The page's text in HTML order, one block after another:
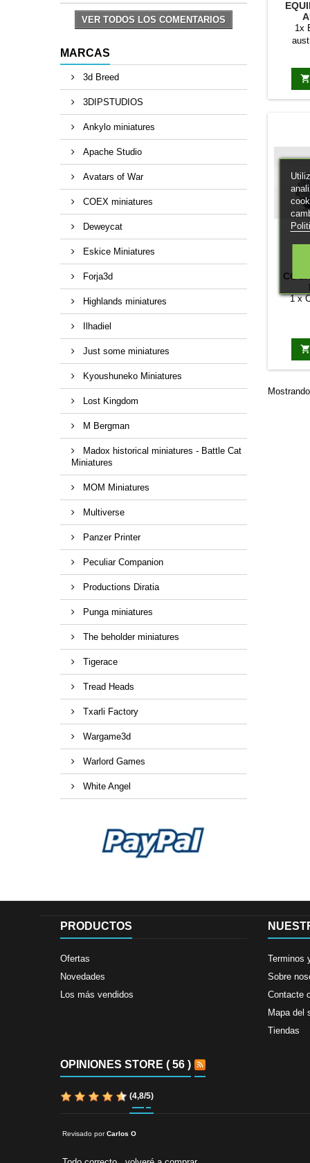
VER TODOS LOS COMENTARIOS
MARCAS
3d Breed
3DIPSTUDIOS
Ankylo miniatures
Apache Studio
Avatars of War
COEX miniatures
Deweycat
Eskice Miniatures
Forja3d
Highlands miniatures
Ilhadiel
Just some miniatures
Kyoushuneko Miniatures
Lost Kingdom
M Bergman
Madox historical miniatures - Battle Cat
Miniatures
MOM Miniatures
Multiverse
Panzer Printer
Peculiar Companion
Productions Diratia
Punga miniatures
The beholder miniatures
Tigerace
Tread Heads
Txarli Factory
Wargame3d
Warlord Games
White Angel
1x

1 x

PRODUCTOS
Ofertas
Novedades
Los más vendidos
Terminos
Sobre
Contacte
Mapa del
Tiendas
OPINIONES STORE ( 56 )
(4,8/5)
Revisado porCarlos O